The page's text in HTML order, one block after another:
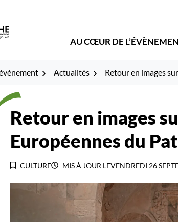
AU CŒUR DE
Actualités Retour en images
Retour en images
Européennes du
CULTURE MIS À JOUR LEVENDREDI 26